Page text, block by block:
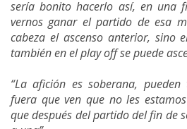
sería bonito hacerlo así, en una
vernos ganar el partido de esa
cabeza el ascenso anterior, sino
también en el play off se puede
“La afición es soberana,
fuera que ven que no les
que después del partido del fin de